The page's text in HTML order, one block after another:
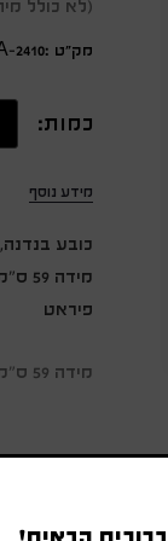
(לא כולל
מק״ט :SA-2410
כמות:
מידע נוסף
כובע בנדנה, 100% כותנה
מידה 59 ס"מ
פיראט
מידה 59 ס"מ